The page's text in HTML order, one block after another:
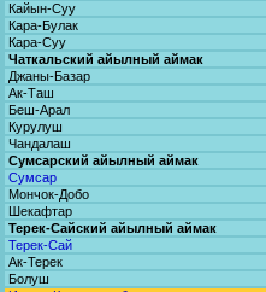
Кайын-Суу
Кара-Булак
Кара-Суу
Чаткальский айылный аймак
Джаны-Базар
Ак-Таш
Беш-Арал
Курулуш
Чандалаш
Сумсарский айылный аймак
Сумсар
Мончок-Добо
Шекафтар
Терек-Сайский айылный аймак
Терек-Сай
Ак-Терек
Болуш